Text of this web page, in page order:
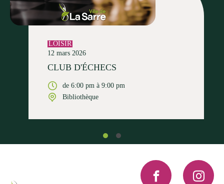
LOISIR
12 mars 2026
CLUB D'ÉCHECS
de 6:00 pm à 9:00 pm
Bibliothèque
Facebook